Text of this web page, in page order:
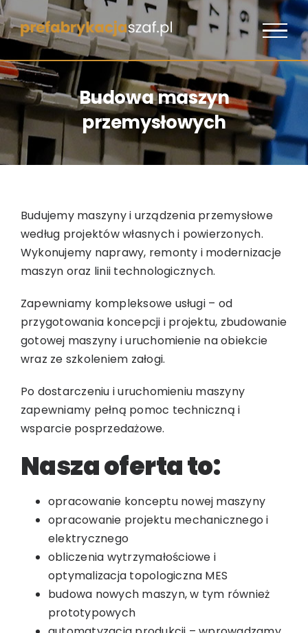
Przejdź
do
zawartości
Budowa maszyn
przemysłowych
Budujemy maszyny i urządzenia przemysłowe
według projektów własnych i powierzonych.
Wykonujemy naprawy, remonty i modernizacje
maszyn oraz linii technologicznych.
Zapewniamy kompleksowe usługi – od
przygotowania koncepcji i projektu, zbudowanie
gotowej maszyny i uruchomienie na obiekcie
wraz ze szkoleniem załogi.
Po dostarczeniu i uruchomieniu maszyny
zapewniamy pełną pomoc techniczną i
wsparcie posprzedażowe.
Nasza oferta to:
opracowanie konceptu nowej maszyny
opracowanie projektu mechanicznego i
elektrycznego
obliczenia wytrzymałościowe i
optymalizacja topologiczna MES
budowa nowych maszyn, w tym również
prototypowych